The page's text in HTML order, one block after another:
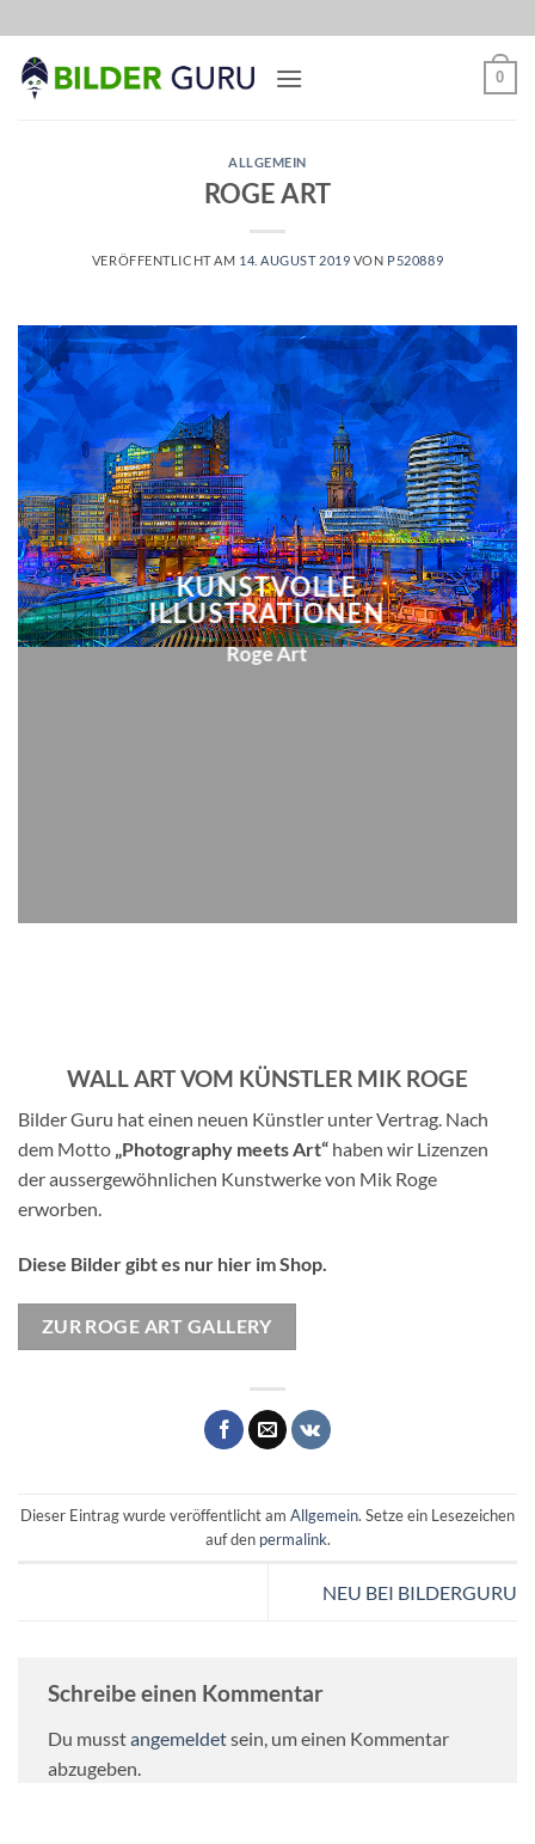
Inhalt
springen
0
ALLGEMEIN
ROGE ART
VERÖFFENTLICHT AM 14. AUGUST 2019 VON P520889
KUNSTVOLLE
ILLUSTRATIONEN
Roge Art
WALL ART VOM KÜNSTLER MIK ROGE
Bilder Guru hat einen neuen Künstler unter Vertrag. Nach
dem Motto „Photography meets Art“ haben wir Lizenzen
der aussergewöhnlichen Kunstwerke von Mik Roge
erworben.
Diese Bilder gibt es nur hier im Shop.
ZUR ROGE ART GALLERY
Dieser Eintrag wurde veröffentlicht am Allgemein. Setze ein Lesezeichen
auf den permalink.
NEU BEI BILDERGURU
Schreibe einen Kommentar
Du musstangemeldetsein, um einen Kommentar
abzugeben.